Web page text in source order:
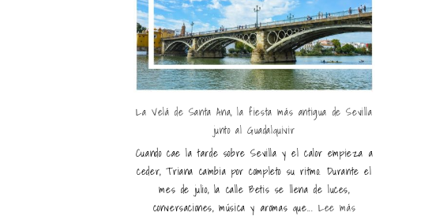
La Velá de Santa Ana, la fiesta más antigua de Sevilla
junto al Guadalquivir
Cuando cae la tarde sobre Sevilla y el calor empieza a
ceder, Triana cambia por completo su ritmo. Durante el
mes de julio, la calle Betis se llena de luces,
conversaciones, música y aromas que...Lee más